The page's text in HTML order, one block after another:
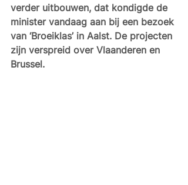
verder uitbouwen, dat kondigde de
minister vandaag aan bij een bezoek
van ‘Broeiklas’ in Aalst. De projecten
zijn verspreid over Vlaanderen en
Brussel.